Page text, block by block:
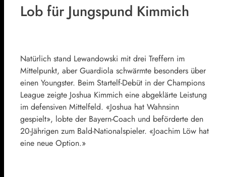
Lob für Jungspund Kimmich
Natürlich stand Lewandowski mit drei Treffern im
Mittelpunkt, aber Guardiola schwärmte besonders über
einen Youngster. Beim Startelf-Debüt in der Champions
League zeigte Joshua Kimmich eine abgeklärte Leistung
im defensiven Mittelfeld. «Joshua hat Wahnsinn
gespielt», lobte der Bayern-Coach und beförderte den
20-Jährigen zum Bald-Nationalspieler. «Joachim Löw hat
eine neue Option.»